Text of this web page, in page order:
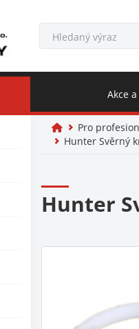
Akce
Pro
Hunter Svěrný
Hunter